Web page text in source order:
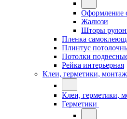
Оформление
Жалюзи
Шторы
Пленка
Плинтус
Потолки
Рейка интерьерная
Клеи, герметики,
Клеи, герметики,
Герметики